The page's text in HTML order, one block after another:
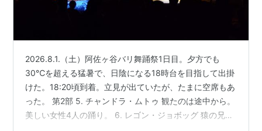
2026.8.1.（土）阿佐ヶ谷バリ舞踊祭1日目。夕方でも
30℃を超える猛暑で、日陰になる18時台を目指して出掛
けた。18:20頃到着。立見が出ていたが、たまに空席もあ
った。 第2部 5. チャンドラ・ムトゥ 観たのは途中から。
美しい女性4人の踊り。 6. レゴン・ジョボッグ 猿の兄弟